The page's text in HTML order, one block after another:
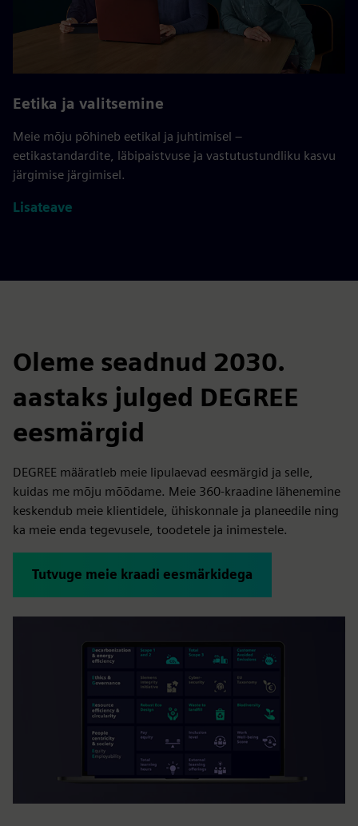
Eetika ja valitsemine
Meie mõju põhineb eetikal ja juhtimisel –
eetikastandardite, läbipaistvuse ja vastutustundliku kasvu
järgimise järgimisel.
Lisateave
Oleme seadnud 2030.
aastaks julged DEGREE
eesmärgid
DEGREE määratleb meie lipulaevad eesmärgid ja selle,
kuidas me mõju mõõdame. Meie 360-kraadine lähenemine
keskendub meie klientidele, ühiskonnale ja planeedile ning
ka meie enda tegevusele, toodetele ja inimestele.
Tutvuge meie kraadi eesmärkidega